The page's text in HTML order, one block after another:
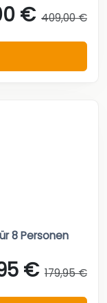
€ 409,00 €
8 Personen
€ 179,95 €